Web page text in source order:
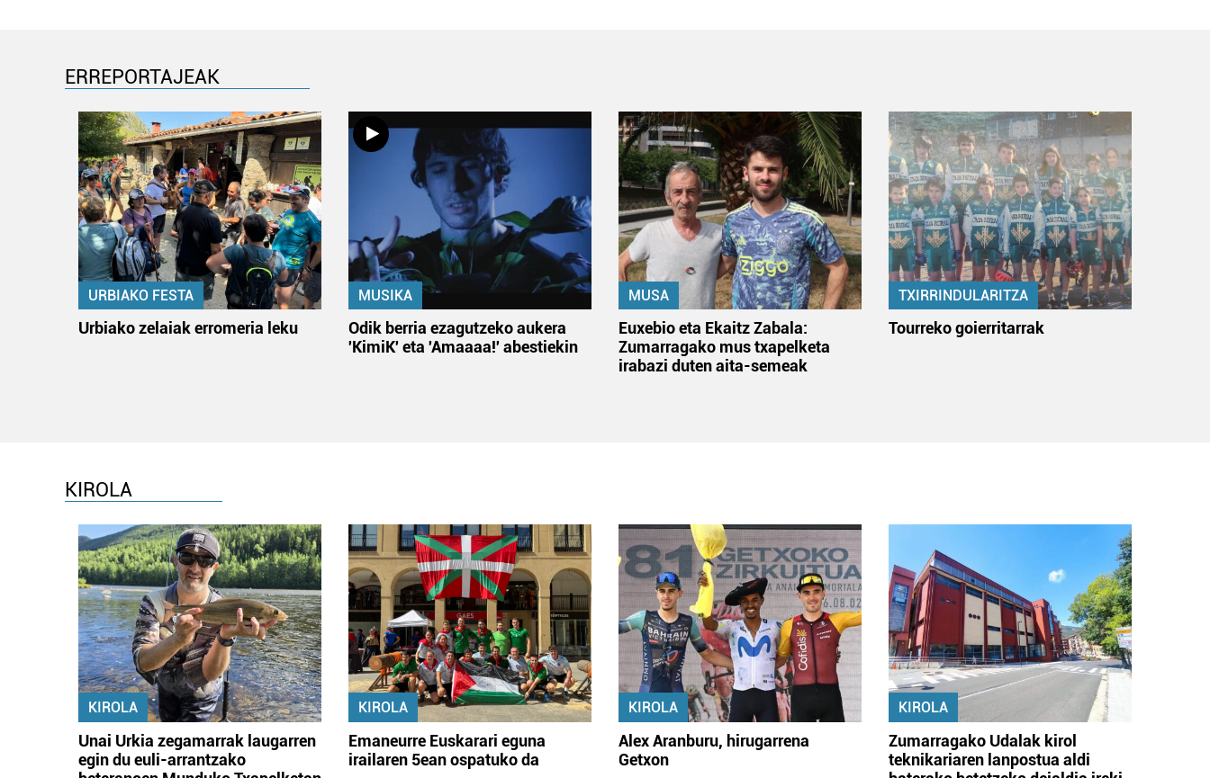
ERREPORTAJEAK
URBIAKO FESTA
Urbiako zelaiak erromeria leku
MUSIKA
Odik berria ezagutzeko aukera
'KimiK' eta 'Amaaaa!' abestiekin
MUSA
Euxebio eta Ekaitz Zabala:
Zumarragako mus txapelketa
irabazi duten aita-semeak
TXIRRINDULARITZA
Tourreko goierritarrak
KIROLA
KIROLA
Unai Urkia zegamarrak laugarren
egin du euli-arrantzako
KIROLA
Emaneurre Euskarari eguna
irailaren 5ean ospatuko da
KIROLA
Alex Aranburu, hirugarrena
Getxon
KIROLA
Zumarragako Udalak kirol
teknikariaren lanpostua aldi